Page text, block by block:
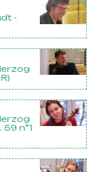
-
n°1